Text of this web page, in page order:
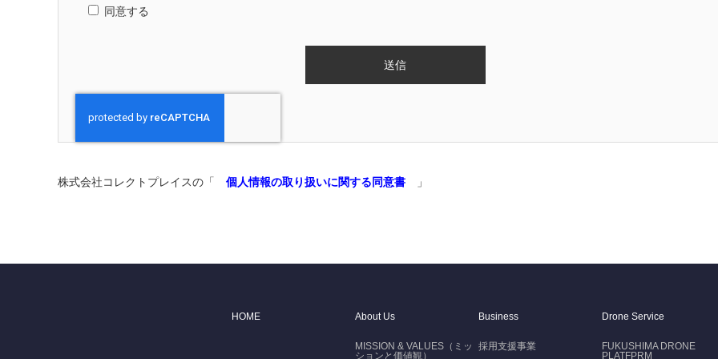
同意する
株式会社コレクトプレイスの「 個人情報の取り扱いに関する同意書 」
HOME About Us
MISSION & VALUES（ミッ
ションと価値観）
Business
採用支援事業
Drone Service
FUKUSHIMA DRONE
PLATFPRM